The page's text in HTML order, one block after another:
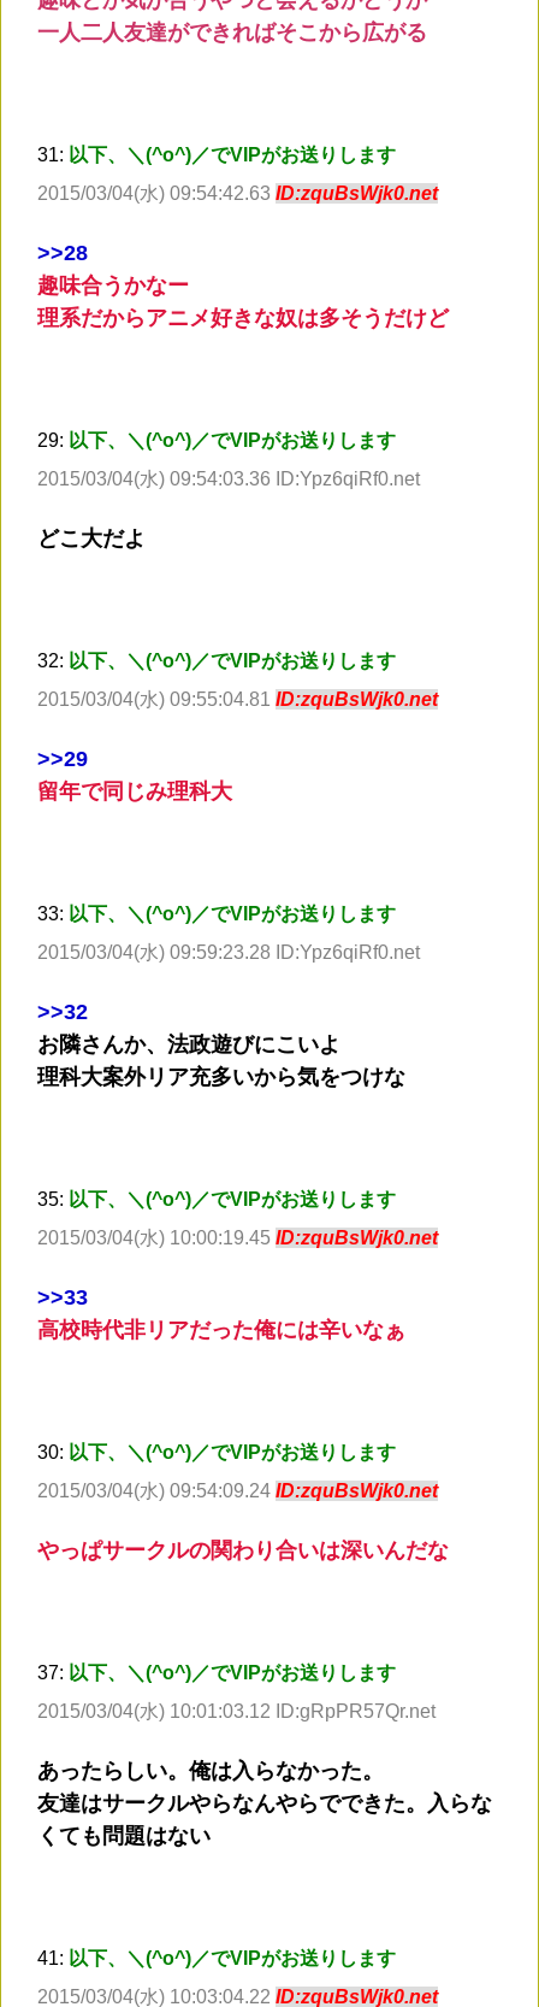
一人二人友達ができればそこから広がる
31: 以下、＼(^o^)／でVIPがお送りします
2015/03/04(水) 09:54:42.63 ID:zquBsWjk0.net
>>28
趣味合うかなー
理系だからアニメ好きな奴は多そうだけど
29: 以下、＼(^o^)／でVIPがお送りします
2015/03/04(水) 09:54:03.36 ID:Ypz6qiRf0.net
どこ大だよ
32: 以下、＼(^o^)／でVIPがお送りします
2015/03/04(水) 09:55:04.81 ID:zquBsWjk0.net
>>29
留年で同じみ理科大
33: 以下、＼(^o^)／でVIPがお送りします
2015/03/04(水) 09:59:23.28 ID:Ypz6qiRf0.net
>>32
お隣さんか、法政遊びにこいよ
理科大案外リア充多いから気をつけな
35: 以下、＼(^o^)／でVIPがお送りします
2015/03/04(水) 10:00:19.45 ID:zquBsWjk0.net
>>33
高校時代非リアだった俺には辛いなぁ
30: 以下、＼(^o^)／でVIPがお送りします
2015/03/04(水) 09:54:09.24 ID:zquBsWjk0.net
やっぱサークルの関わり合いは深いんだな
37: 以下、＼(^o^)／でVIPがお送りします
2015/03/04(水) 10:01:03.12 ID:gRpPR57Qr.net
あったらしい。俺は入らなかった。
友達はサークルやらなんやらでできた。入らな
くても問題はない
41: 以下、＼(^o^)／でVIPがお送りします
2015/03/04(水) 10:03:04.22 ID:zquBsWjk0.net